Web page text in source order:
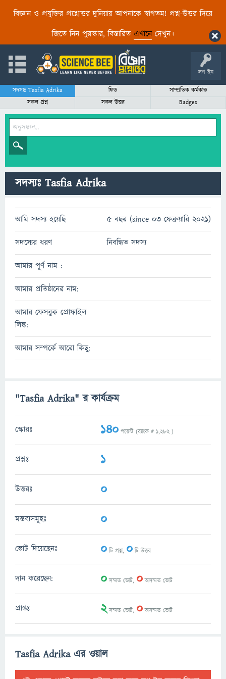
বিজ্ঞান ও প্রযুক্তির প্রশ্নোত্তর দুনিয়ায় আপনাকে স্বাগতম! প্রশ্ন-উত্তর দিয়ে
জিতে নিন পুরস্কার, বিস্তারিত এখানেদেখুন।
লগ ইন
সদস্যঃ Tasfia Adrika ফিড
সাম্প্রতিক কর্মকান্ড
সকল প্রশ্ন
সকল উত্তর Badges
সদস্যঃ Tasfia Adrika
আমি সদস্য হয়েছি 5 বছর (since 03 ফেব্রুয়ারি 2021)
সদস্যের ধরণ নিবন্ধিত সদস্য
আমার পূর্ণ নাম :
আমার প্রতিষ্ঠানের নাম:
আমার ফেসবুক প্রোফাইল
লিঙ্ক:
আমার সম্পর্কে আরো কিছু:
"Tasfia Adrika" র কার্যক্রম
স্কোরঃ 140 পয়েন্ট (র‌্যাংক # 1,282)
প্রশ্নঃ 1
উত্তরঃ 0
মন্তব্যসমূহঃ 0
ভোট দিয়েছেনঃ 0টি প্রশ্ন, 0টি উত্তর
দান করেছেন: 0সম্মত ভোট, 0অসম্মত ভোট
প্রাপ্তঃ 2সম্মত ভোট, 0অসম্মত ভোট
Tasfia Adrika এর ওয়াল